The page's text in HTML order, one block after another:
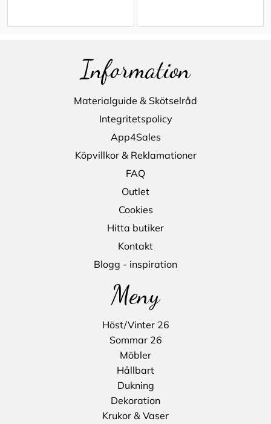
Information
Materialguide & Skötselråd
Integritetspolicy
App4Sales
Köpvillkor & Reklamationer
FAQ
Outlet
Cookies
Hitta butiker
Kontakt
Blogg - inspiration
Meny
Höst/Vinter 26
Sommar 26
Möbler
Hållbart
Dukning
Dekoration
Krukor & Vaser